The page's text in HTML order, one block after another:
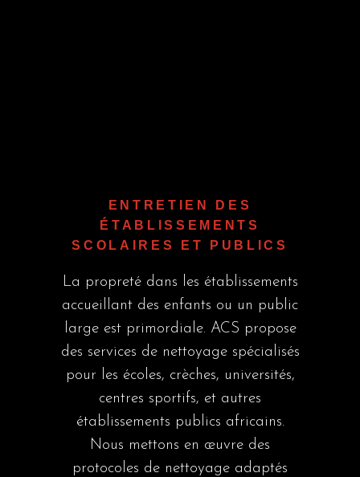
ENTRETIEN DES
ÉTABLISSEMENTS
SCOLAIRES ET PUBLICS
La propreté dans les établissements
accueillant des enfants ou un public
large est primordiale. ACS propose
des services de nettoyage spécialisés
pour les écoles, crèches, universités,
centres sportifs, et autres
établissements publics africains.
Nous mettons en œuvre des
protocoles de nettoyage adaptés